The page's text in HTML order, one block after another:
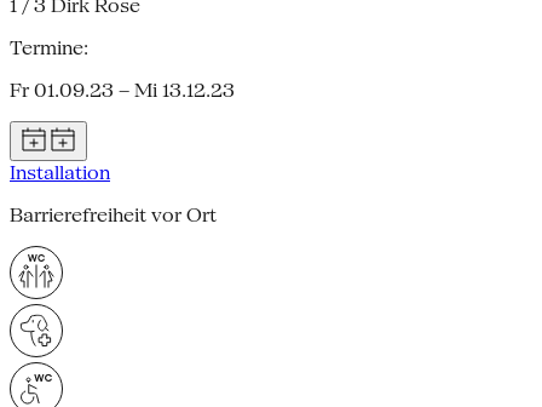
1 / 3 Dirk Rose
Termine:
Fr 01.09.23 – Mi 13.12.23
Installation
Barrierefreiheit vor Ort